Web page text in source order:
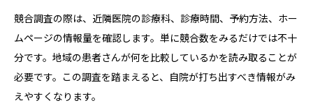
競合調査の際は、近隣医院の診療科、診療時間、予約方法、ホー
ムページの情報量を確認します。単に競合数をみるだけでは不十
分です。地域の患者さんが何を比較しているかを読み取ることが
必要です。この調査を踏まえると、自院が打ち出すべき情報がみ
えやすくなります。